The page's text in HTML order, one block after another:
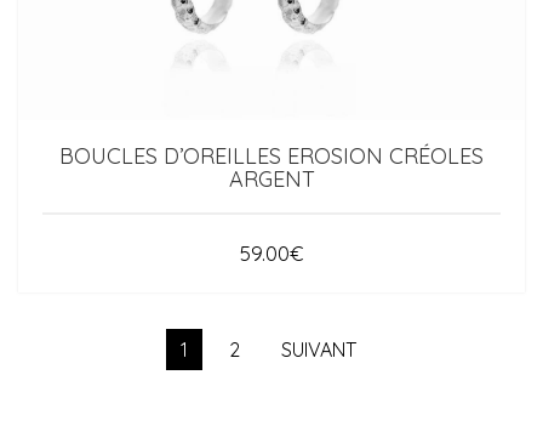
BOUCLES D’OREILLES EROSION CRÉOLES
ARGENT
59.00€
1 2 SUIVANT